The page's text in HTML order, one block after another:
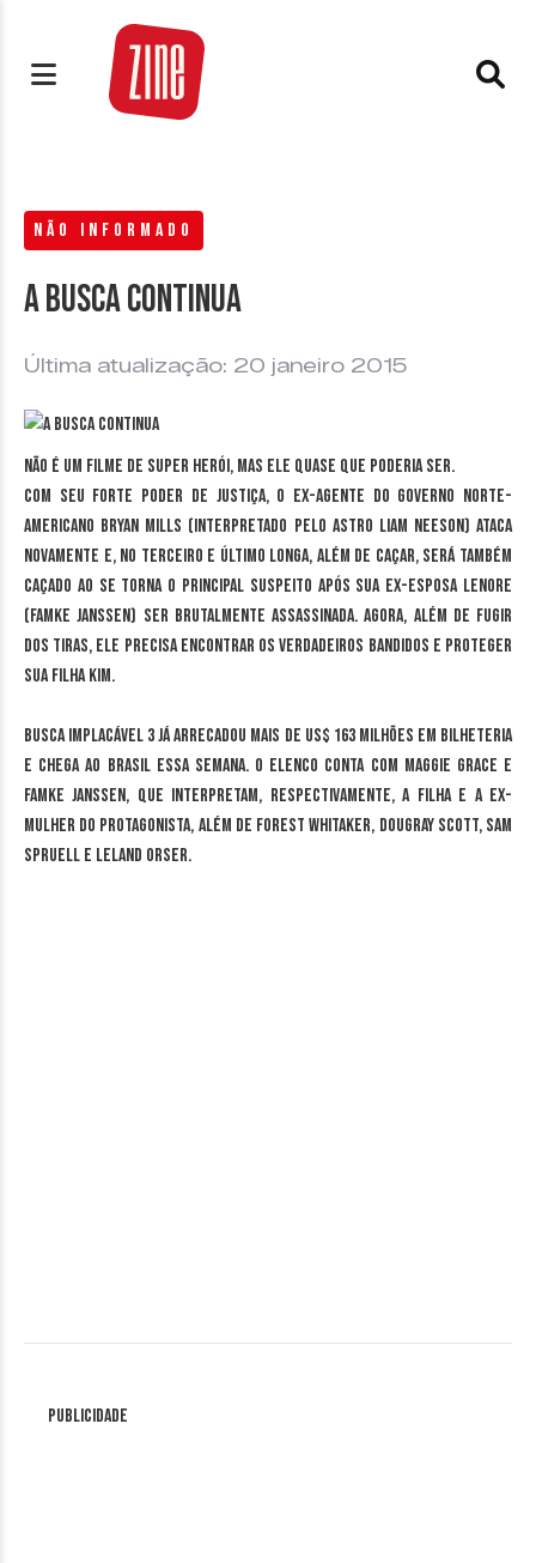
NÃO INFORMADO
A busca continua
Última atualização: 20 janeiro 2015
Não é um filme de super herói, mas ele quase que poderia ser.
Com seu forte poder de justiça, o ex-agente do governo norte-
americano Bryan Mills (interpretado pelo astro Liam Neeson) ataca
novamente e, no terceiro e último longa, além de caçar, será também
caçado ao se torna o principal suspeito após sua ex-esposa Lenore
(Famke Janssen) ser brutalmente assassinada. Agora, além de fugir
dos tiras, ele precisa encontrar os verdadeiros bandidos e proteger
sua filha Kim.
Busca Implacável 3 já arrecadou mais de US$ 163 milhões em bilheteria
e chega ao Brasil essa semana. O elenco conta com Maggie Grace e
Famke Janssen, que interpretam, respectivamente, a filha e a ex-
mulher do protagonista, além de Forest Whitaker, Dougray Scott, Sam
Spruell e Leland Orser.
Publicidade